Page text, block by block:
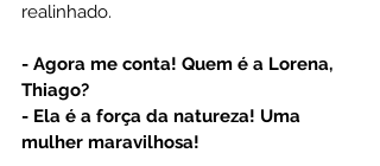
realinhado.
- Agora me conta! Quem é a Lorena,
Thiago?
- Ela é a força da natureza! Uma
mulher maravilhosa!